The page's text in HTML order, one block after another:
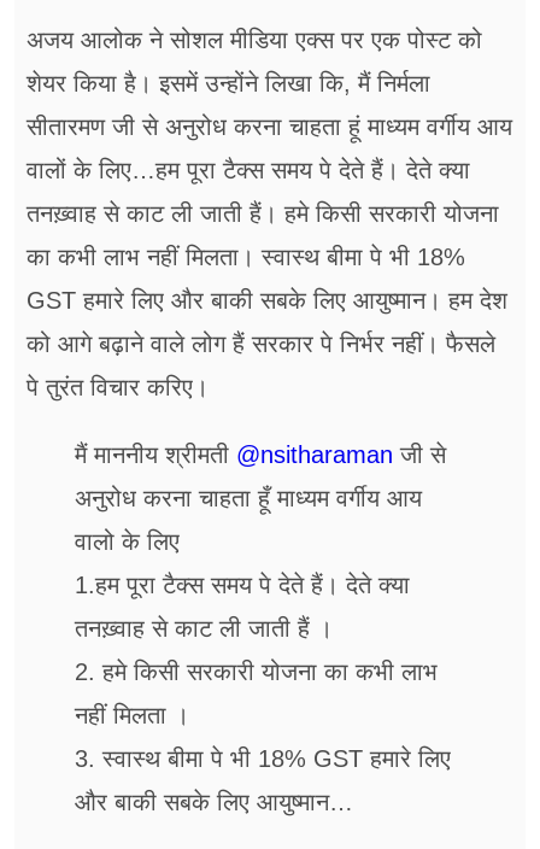
अजय आलोक ने सोशल मीडिया एक्स पर एक पोस्ट को
शेयर किया है। इसमें उन्होंने लिखा कि, मैं निर्मला
सीतारमण जी से अनुरोध करना चाहता हूं माध्यम वर्गीय आय
वालों के लिए…हम पूरा टैक्स समय पे देते हैं। देते क्या
तनख़्वाह से काट ली जाती हैं। हमे किसी सरकारी योजना
का कभी लाभ नहीं मिलता। स्वास्थ बीमा पे भी 18%
GST हमारे लिए और बाकी सबके लिए आयुष्मान। हम देश
को आगे बढ़ाने वाले लोग हैं सरकार पे निर्भर नहीं। फैसले
पे तुरंत विचार करिए।
मैं माननीय श्रीमती @nsitharaman जी से
अनुरोध करना चाहता हूँ माध्यम वर्गीय आय
वालो के लिए
1.हम पूरा टैक्स समय पे देते हैं। देते क्या
तनख़्वाह से काट ली जाती हैं ।
2. हमे किसी सरकारी योजना का कभी लाभ
नहीं मिलता ।
3. स्वास्थ बीमा पे भी 18% GST हमारे लिए
और बाकी सबके लिए आयुष्मान…